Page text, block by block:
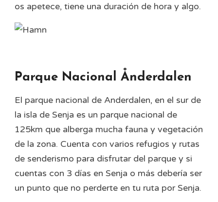
os apetece, tiene una duración de hora y algo.
Parque Nacional Ånderdalen
El parque nacional de Anderdalen, en el sur de
la isla de Senja es un parque nacional de
125km que alberga mucha fauna y vegetación
de la zona. Cuenta con varios refugios y rutas
de senderismo para disfrutar del parque y si
cuentas con 3 días en Senja o más debería ser
un punto que no perderte en tu ruta por Senja.